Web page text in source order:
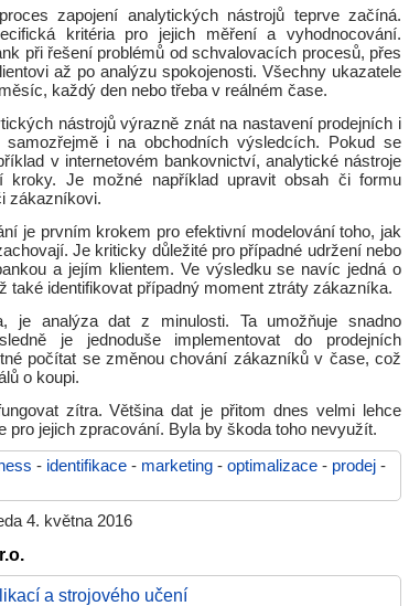
zapojení analytických nástrojů teprve začíná.
kritéria pro jejich měření a vyhodnocování.
při řešení problémů od schvalovacích procesů, přes
až po analýzu spokojenosti. Všechny ukazatele
každý den nebo třeba v reálném čase.
nástrojů výrazně znát na nastavení prodejních i
i na obchodních výsledcích. Pokud se
v internetovém bankovnictví, analytické nástroje
kroky. Je možné například upravit obsah či formu
zákazníkovi.
je prvním krokem pro efektivní modelování toho, jak
Je kriticky důležité pro případné udržení nebo
a jejím klientem. Ve výsledku se navíc jedná o
také identifikovat případný moment ztráty zákazníka.
je analýza dat z minulosti. Ta umožňuje snadno
je jednoduše implementovat do prodejních
počítat se změnou chování zákazníků v čase, což
o koupi.
zítra. Většina dat je přitom dnes velmi lehce
pro jejich zpracování. Byla by škoda toho nevyužít.
- identifikace - marketing - optimalizace - prodej -
4. května 2016
a strojového učení